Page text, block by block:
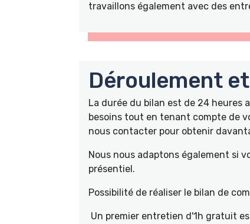
travaillons également avec des
Déroulement
La durée du bilan est de 24 heures
besoins tout en tenant compte de
nous contacter pour obtenir
Nous nous adaptons également si
présentiel.
Possibilité de réaliser le bilan de
Un premier entretien d'1h gratuit